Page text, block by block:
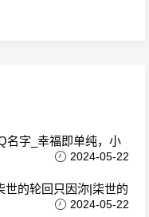
名字_幸福即单纯，小
2024-05-22
世的轮回只因沵|柒世的
2024-05-22